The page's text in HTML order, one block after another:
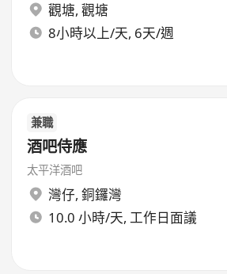
觀塘, 觀塘
8小時以上/天, 6天/週
兼職
酒吧侍應
太平洋酒吧
灣仔, 銅鑼灣
10.0 小時/天, 工作日面議